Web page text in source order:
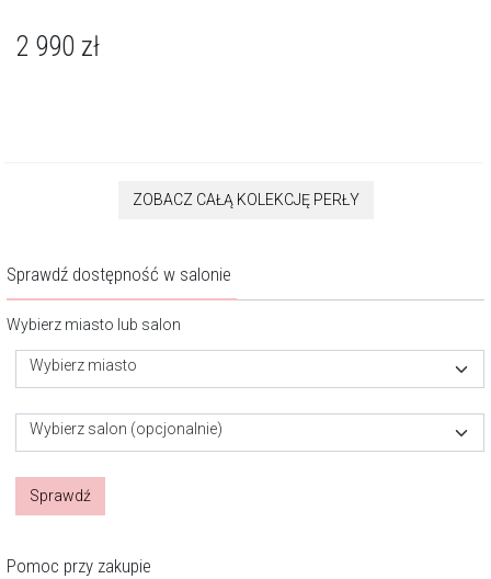
2 990 zł
ZOBACZ CAŁĄ KOLEKCJĘ PERŁY
Sprawdź dostępność w salonie
Wybierz miasto lub salon
Wybierz miasto
Wybierz salon (opcjonalnie)
Sprawdź
Pomoc przy zakupie